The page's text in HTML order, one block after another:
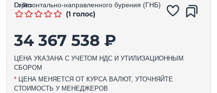
Горизонтально-направленного бурения (ГНБ)
Drillto
(1 голос)
34 367 538 ₽
ЦЕНА УКАЗАНА С УЧЕТОМ НДС И УТИЛИЗАЦИОННЫМ
СБОРОМ
*ЦЕНА МЕНЯЕТСЯ ОТ КУРСА ВАЛЮТ, УТОЧНЯЙТЕ
СТОИМОСТЬ У МЕНЕДЖЕРОВ